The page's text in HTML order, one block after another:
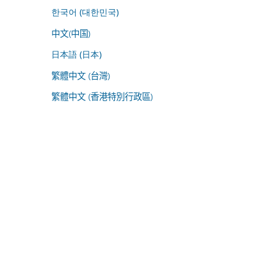
한국어 (대한민국)
中文(中国)
日本語 (日本)
繁體中文 (台灣)
繁體中文 (香港特別行政區)